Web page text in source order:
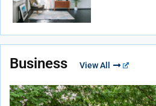
Business View All